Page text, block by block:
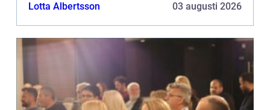
Lotta Albertsson 03 augusti 2026